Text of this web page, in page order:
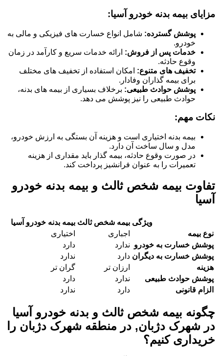
مزایای بیمه بدنه خودرو آسیا:
پوشش گسترده: شامل انواع خسارت های فیزیکی و مالی به
خودرو.
خدمات پس از فروش: ارائه خدمات سریع و کارآمد در زمان
وقوع حادثه.
تخفیف های متنوع: امکان استفاده از تخفیف های مختلف
برای بیمه گذاران وفادار.
پوشش حوادث طبیعی: برخلاف بسیاری از بیمه های بدنه،
حوادث طبیعی را نیز پوشش می دهد.
نکات مهم:
بیمه بدنه اختیاری است و هزینه آن بستگی به ارزش خودرو،
مدل و سال ساخت آن دارد.
در صورت وقوع حادثه، بیمه گذار باید مقداری از هزینه
تعمیرات را به عنوان فرانشیز پرداخت کند.
تفاوت بیمه شخص ثالث و بیمه بدنه خودرو
آسیا
ویژگی بیمه شخص ثالث بیمه بدنه خودرو آسیا
نوع بیمه
اجباری
اختیاری
پوشش خسارت به خودرو ندارد
دارد
پوشش خسارت به دیگران دارد
ندارد
هزینه
ارزان تر
گران تر
پوشش حوادث طبیعی
ندارد
دارد
الزام قانونی
دارد ندارد
چگونه بیمه شخص ثالث و بدنه خودرو آسیا
در شهرک دژبان, در منطقه شهرک دژبان را
خریداری کنیم؟